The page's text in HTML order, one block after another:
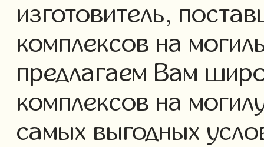
изготовитель,
комплексов на
предлагаем Вам
комплексов на
самых выгодных